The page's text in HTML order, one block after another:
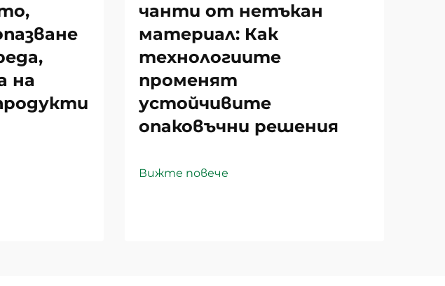
на
чанти от нетъкан
материал: Как
технологиите
променят
устойчивите
опаковъчни решения
Вижте повече